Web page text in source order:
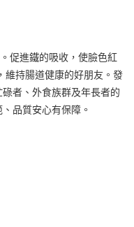
促進鐵的吸收，使臉色紅
維持腸道健康的好朋友。發
者、外食族群及年⻑者的
品質安⼼有保障。